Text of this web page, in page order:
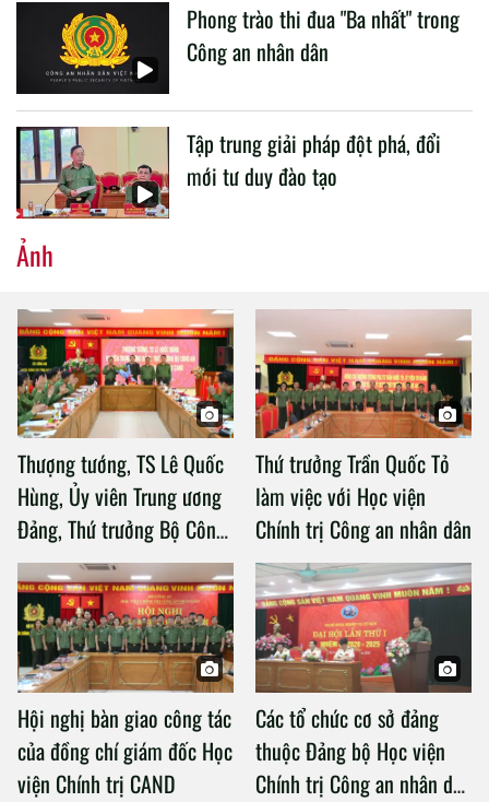
Phong trào thi đua "Ba nhất" trong
Công an nhân dân
Tập trung giải pháp đột phá, đổi
mới tư duy đào tạo
Ảnh
Thượng tướng, TS Lê Quốc
Hùng, Ủy viên Trung ương
Đảng, Thứ trưởng Bộ Công
an làm việc với Học viện
Chính trị Công an nhân dân
Thứ trưởng Trần Quốc Tỏ
làm việc với Học viện
Chính trị Công an nhân dân
Hội nghị bàn giao công tác
của đồng chí giám đốc Học
viện Chính trị CAND
Các tổ chức cơ sở đảng
thuộc Đảng bộ Học viện
Chính trị Công an nhân dân